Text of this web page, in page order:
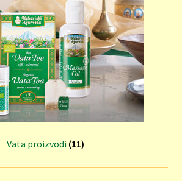
Vata proizvodi (11)